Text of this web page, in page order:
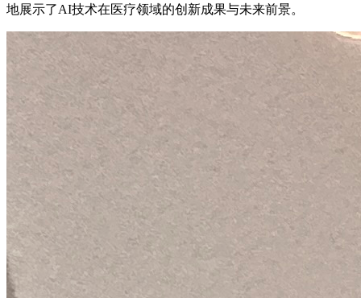
地展示了AI技术在医疗领域的创新成果与未来前景。